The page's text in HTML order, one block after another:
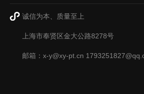
诚信为本、质量至上
上海市奉贤区金大公路8278号
邮箱：x-y@xy-pt.cn